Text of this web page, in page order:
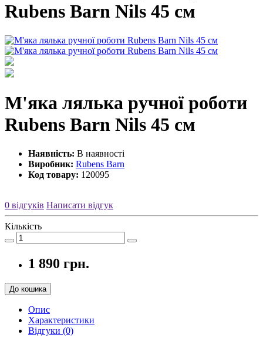
Rubens Barn Nils 45 см
М'яка лялька ручної роботи
Rubens Barn Nils 45 см
Наявність: В наявності
Виробник: Rubens Barn
Код товару: 120095
0 відгуків Написати відгук
Кількість
1 890 грн.
До кошика
Опис
Характеристики
Відгуки (0)